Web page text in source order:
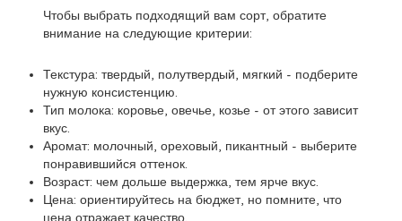
Чтобы выбрать подходящий вам сорт, обратите
внимание на следующие критерии:
Текстура: твердый, полутвердый, мягкий - подберите
нужную консистенцию.
Тип молока: коровье, овечье, козье - от этого зависит
вкус.
Аромат: молочный, ореховый, пикантный - выберите
понравившийся оттенок.
Возраст: чем дольше выдержка, тем ярче вкус.
Цена: ориентируйтесь на бюджет, но помните, что